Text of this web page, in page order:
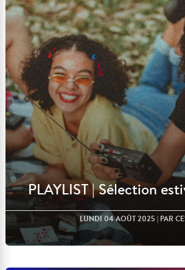
Lire l'article
PLAYLIST | Sélection
LUNDI 04 AOÛT 2025| PAR